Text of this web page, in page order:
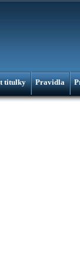
titulky Pravidla